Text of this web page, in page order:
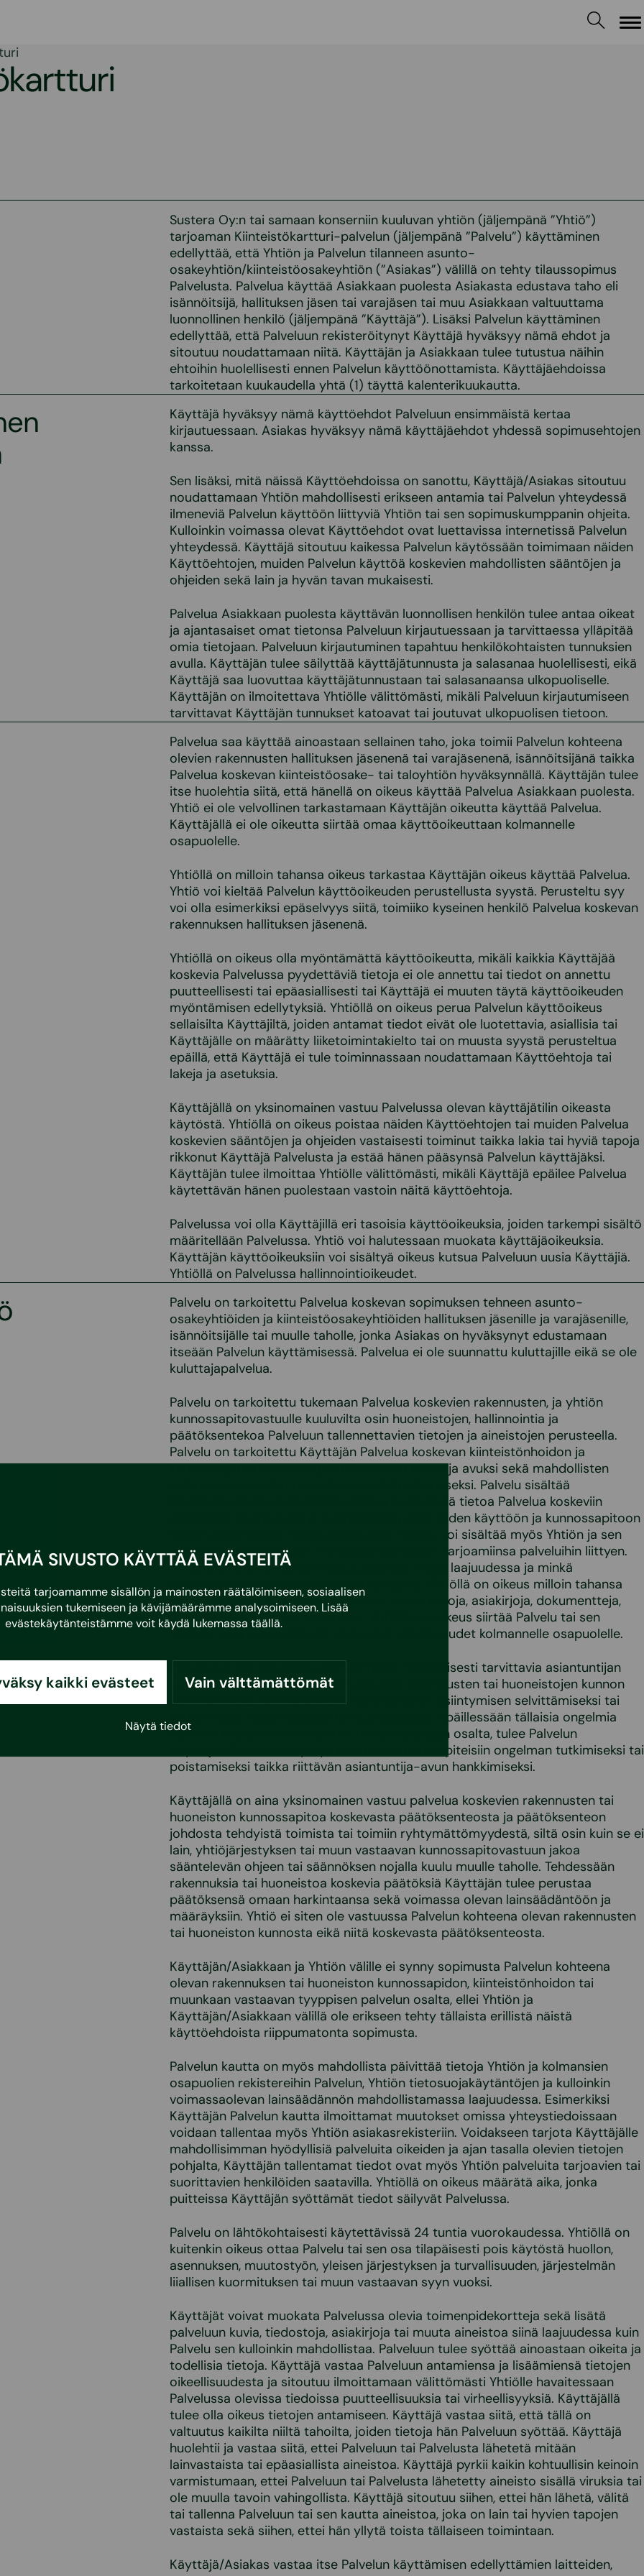
SIVUSTO KÄYTTÄÄ EVÄSTEITÄ
tarjoamamme sisällön ja mainosten räätälöimiseen, sosiaalisen
tukemiseen ja kävijämäärämme analysoimiseen. Lisää
evästekäytänteistämme voit käydä lukemassa täällä.
kaikki evästeet Vain välttämättömät
Näytä tiedot
Sustera Oy:n tai samaan konserniin kuuluvan yhtiön (jäljempänä ”Yhtiö”)
tarjoaman Kiinteistökartturi-palvelun (jäljempänä ”Palvelu”) käyttäminen
edellyttää, että Yhtiön ja Palvelun tilanneen asunto-
osakeyhtiön/kiinteistöosakeyhtiön (”Asiakas”) välillä on tehty tilaussopimus
Palvelusta. Palvelua käyttää Asiakkaan puolesta Asiakasta edustava taho eli
isännöitsijä, hallituksen jäsen tai varajäsen tai muu Asiakkaan valtuuttama
luonnollinen henkilö (jäljempänä ”Käyttäjä”). Lisäksi Palvelun käyttäminen
edellyttää, että Palveluun rekisteröitynyt Käyttäjä hyväksyy nämä ehdot ja
sitoutuu noudattamaan niitä. Käyttäjän ja Asiakkaan tulee tutustua näihin
ehtoihin huolellisesti ennen Palvelun käyttöönottamista. Käyttäjäehdoissa
tarkoitetaan kuukaudella yhtä (1) täyttä kalenterikuukautta.
Käyttäjä hyväksyy nämä käyttöehdot Palveluun ensimmäistä kertaa
kirjautuessaan. Asiakas hyväksyy nämä käyttäjäehdot yhdessä sopimusehtojen
kanssa.
Sen lisäksi, mitä näissä Käyttöehdoissa on sanottu, Käyttäjä/Asiakas sitoutuu
noudattamaan Yhtiön mahdollisesti erikseen antamia tai Palvelun yhteydessä
ilmeneviä Palvelun käyttöön liittyviä Yhtiön tai sen sopimuskumppanin ohjeita.
Kulloinkin voimassa olevat Käyttöehdot ovat luettavissa internetissä Palvelun
yhteydessä. Käyttäjä sitoutuu kaikessa Palvelun käytössään toimimaan näiden
Käyttöehtojen, muiden Palvelun käyttöä koskevien mahdollisten sääntöjen ja
ohjeiden sekä lain ja hyvän tavan mukaisesti.
Palvelua Asiakkaan puolesta käyttävän luonnollisen henkilön tulee antaa oikeat
ja ajantasaiset omat tietonsa Palveluun kirjautuessaan ja tarvittaessa ylläpitää
omia tietojaan. Palveluun kirjautuminen tapahtuu henkilökohtaisten tunnuksien
avulla. Käyttäjän tulee säilyttää käyttäjätunnusta ja salasanaa huolellisesti, eikä
Käyttäjä saa luovuttaa käyttäjätunnustaan tai salasanaansa ulkopuoliselle.
Käyttäjän on ilmoitettava Yhtiölle välittömästi, mikäli Palveluun kirjautumiseen
tarvittavat Käyttäjän tunnukset katoavat tai joutuvat ulkopuolisen tietoon.
Palvelua saa käyttää ainoastaan sellainen taho, joka toimii Palvelun kohteena
olevien rakennusten hallituksen jäsenenä tai varajäsenenä, isännöitsijänä taikka
Palvelua koskevan kiinteistöosake- tai taloyhtiön hyväksynnällä. Käyttäjän tulee
itse huolehtia siitä, että hänellä on oikeus käyttää Palvelua Asiakkaan puolesta.
Yhtiö ei ole velvollinen tarkastamaan Käyttäjän oikeutta käyttää Palvelua.
Käyttäjällä ei ole oikeutta siirtää omaa käyttöoikeuttaan kolmannelle
osapuolelle.
Yhtiöllä on milloin tahansa oikeus tarkastaa Käyttäjän oikeus käyttää Palvelua.
Yhtiö voi kieltää Palvelun käyttöoikeuden perustellusta syystä. Perusteltu syy
voi olla esimerkiksi epäselvyys siitä, toimiiko kyseinen henkilö Palvelua koskevan
rakennuksen hallituksen jäsenenä.
Yhtiöllä on oikeus olla myöntämättä käyttöoikeutta, mikäli kaikkia Käyttäjää
koskevia Palvelussa pyydettäviä tietoja ei ole annettu tai tiedot on annettu
puutteellisesti tai epäasiallisesti tai Käyttäjä ei muuten täytä käyttöoikeuden
myöntämisen edellytyksiä. Yhtiöllä on oikeus perua Palvelun käyttöoikeus
sellaisilta Käyttäjiltä, joiden antamat tiedot eivät ole luotettavia, asiallisia tai
Käyttäjälle on määrätty liiketoimintakielto tai on muusta syystä perusteltua
epäillä, että Käyttäjä ei tule toiminnassaan noudattamaan Käyttöehtoja tai
lakeja ja asetuksia.
Käyttäjällä on yksinomainen vastuu Palvelussa olevan käyttäjätilin oikeasta
käytöstä. Yhtiöllä on oikeus poistaa näiden Käyttöehtojen tai muiden Palvelua
koskevien sääntöjen ja ohjeiden vastaisesti toiminut taikka lakia tai hyviä tapoja
rikkonut Käyttäjä Palvelusta ja estää hänen pääsynsä Palvelun käyttäjäksi.
Käyttäjän tulee ilmoittaa Yhtiölle välittömästi, mikäli Käyttäjä epäilee Palvelua
käytettävän hänen puolestaan vastoin näitä käyttöehtoja.
Palvelussa voi olla Käyttäjillä eri tasoisia käyttöoikeuksia, joiden tarkempi sisältö
määritellään Palvelussa. Yhtiö voi halutessaan muokata käyttäjäoikeuksia.
Käyttäjän käyttöoikeuksiin voi sisältyä oikeus kutsua Palveluun uusia Käyttäjiä.
Yhtiöllä on Palvelussa hallinnointioikeudet.
Palvelu on tarkoitettu Palvelua koskevan sopimuksen tehneen asunto-
osakeyhtiöiden ja kiinteistöosakeyhtiöiden hallituksen jäsenille ja varajäsenille,
isännöitsijälle tai muulle taholle, jonka Asiakas on hyväksynyt edustamaan
itseään Palvelun käyttämisessä. Palvelua ei ole suunnattu kuluttajille eikä se ole
kuluttajapalvelua.
Palvelu on tarkoitettu tukemaan Palvelua koskevien rakennusten, ja yhtiön
kunnossapitovastuulle kuuluvilta osin huoneistojen, hallinnointia ja
päätöksentekoa Palveluun tallennettavien tietojen ja aineistojen perusteella.
Palvelu on tarkoitettu Käyttäjän Palvelua koskevan kiinteistönhoidon ja
kunnossapitoa koskevan päätöksenteon tueksi ja avuksi sekä mahdollisten
jatkotoimenpiteiden toteuttamisen helpottamiseksi. Palvelu sisältää
Käyttäjälle/Asiakkaalle kohdennettua hyödyllistä tietoa Palvelua koskeviin
Asiakkaan rakennuksiin ja huoneistoihin sekä niiden käyttöön ja kunnossapitoon
liittyen sekä tietoja Yhtiön palveluista. Palvelu voi sisältää myös Yhtiön ja sen
yhteistyökumppaneiden markkinointia heidän tarjoamiinsa palveluihin liittyen.
Yhtiöllä on yksinomainen oikeus päättää, missä laajuudessa ja minkä
sisältöisenä se tarjoaa Palvelun Käyttäjälle. Yhtiöllä on oikeus milloin tahansa
muokata, lisätä ja poistaa Palvelussa olevia tietoja, asiakirjoja, dokumentteja,
tekstejä sekä Palvelun toimintoja. Yhtiöllä on oikeus siirtää Palvelu tai sen
ylläpito sekä siihen liittyvät vastuut ja velvollisuudet kolmannelle osapuolelle.
Palvelua ei ole tarkoitettu korvaamaan mahdollisesti tarvittavia asiantuntijan
suorittamia tutkimuksia tai tarkastuksia rakennusten tai huoneistojen kunnon
selvittämiseksi tai mahdollisen terveyshaitan esiintymisen selvittämiseksi tai
toteamiseksi rakennuksissa tai huoneistossa. Epäillessään tällaisia ongelmia
Palvelua koskevan rakennusten tai huoneistojen osalta, tulee Palvelun
Käyttäjän/Asiakkaan ryhtyä tarvittaviin toimenpiteisiin ongelman tutkimiseksi tai
poistamiseksi taikka riittävän asiantuntija-avun hankkimiseksi.
Käyttäjällä on aina yksinomainen vastuu palvelua koskevien rakennusten tai
huoneiston kunnossapitoa koskevasta päätöksenteosta ja päätöksenteon
johdosta tehdyistä toimista tai toimiin ryhtymättömyydestä, siltä osin kuin se ei
lain, yhtiöjärjestyksen tai muun vastaavan kunnossapitovastuun jakoa
sääntelevän ohjeen tai säännöksen nojalla kuulu muulle taholle. Tehdessään
rakennuksia tai huoneistoa koskevia päätöksiä Käyttäjän tulee perustaa
päätöksensä omaan harkintaansa sekä voimassa olevan lainsäädäntöön ja
määräyksiin. Yhtiö ei siten ole vastuussa Palvelun kohteena olevan rakennusten
tai huoneiston kunnosta eikä niitä koskevasta päätöksenteosta.
Käyttäjän/Asiakkaan ja Yhtiön välille ei synny sopimusta Palvelun kohteena
olevan rakennuksen tai huoneiston kunnossapidon, kiinteistönhoidon tai
muunkaan vastaavan tyyppisen palvelun osalta, ellei Yhtiön ja
Käyttäjän/Asiakkaan välillä ole erikseen tehty tällaista erillistä näistä
käyttöehdoista riippumatonta sopimusta.
Palvelun kautta on myös mahdollista päivittää tietoja Yhtiön ja kolmansien
osapuolien rekistereihin Palvelun, Yhtiön tietosuojakäytäntöjen ja kulloinkin
voimassaolevan lainsäädännön mahdollistamassa laajuudessa. Esimerkiksi
Käyttäjän Palvelun kautta ilmoittamat muutokset omissa yhteystiedoissaan
voidaan tallentaa myös Yhtiön asiakasrekisteriin. Voidakseen tarjota Käyttäjälle
mahdollisimman hyödyllisiä palveluita oikeiden ja ajan tasalla olevien tietojen
pohjalta, Käyttäjän tallentamat tiedot ovat myös Yhtiön palveluita tarjoavien tai
suorittavien henkilöiden saatavilla. Yhtiöllä on oikeus määrätä aika, jonka
puitteissa Käyttäjän syöttämät tiedot säilyvät Palvelussa.
Palvelu on lähtökohtaisesti käytettävissä 24 tuntia vuorokaudessa. Yhtiöllä on
kuitenkin oikeus ottaa Palvelu tai sen osa tilapäisesti pois käytöstä huollon,
asennuksen, muutostyön, yleisen järjestyksen ja turvallisuuden, järjestelmän
liiallisen kuormituksen tai muun vastaavan syyn vuoksi.
Käyttäjät voivat muokata Palvelussa olevia toimenpidekortteja sekä lisätä
palveluun kuvia, tiedostoja, asiakirjoja tai muuta aineistoa siinä laajuudessa kuin
Palvelu sen kulloinkin mahdollistaa. Palveluun tulee syöttää ainoastaan oikeita ja
todellisia tietoja. Käyttäjä vastaa Palveluun antamiensa ja lisäämiensä tietojen
oikeellisuudesta ja sitoutuu ilmoittamaan välittömästi Yhtiölle havaitessaan
Palvelussa olevissa tiedoissa puutteellisuuksia tai virheellisyyksiä. Käyttäjällä
tulee olla oikeus tietojen antamiseen. Käyttäjä vastaa siitä, että tällä on
valtuutus kaikilta niiltä tahoilta, joiden tietoja hän Palveluun syöttää. Käyttäjä
huolehtii ja vastaa siitä, ettei Palveluun tai Palvelusta lähetetä mitään
lainvastaista tai epäasiallista aineistoa. Käyttäjä pyrkii kaikin kohtuullisin keinoin
varmistumaan, ettei Palveluun tai Palvelusta lähetetty aineisto sisällä viruksia tai
ole muulla tavoin vahingollista. Käyttäjä sitoutuu siihen, ettei hän lähetä, välitä
tai tallenna Palveluun tai sen kautta aineistoa, joka on lain tai hyvien tapojen
vastaista sekä siihen, ettei hän yllytä toista tällaiseen toimintaan.
Käyttäjä/Asiakas vastaa itse Palvelun käyttämisen edellyttämien laitteiden,